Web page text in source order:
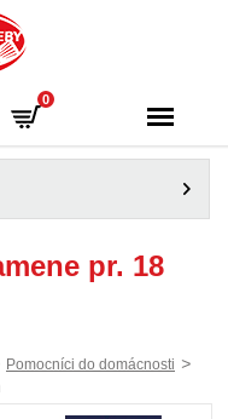
0
pr. 18
Pomocníci do domácnosti >